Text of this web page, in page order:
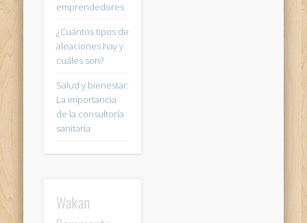
emprendedores
¿Cuántos tipos de
aleaciones hay y
cuáles son?
Salud y bienestar:
La importancia
de la consultoría
sanitaria
Wakan